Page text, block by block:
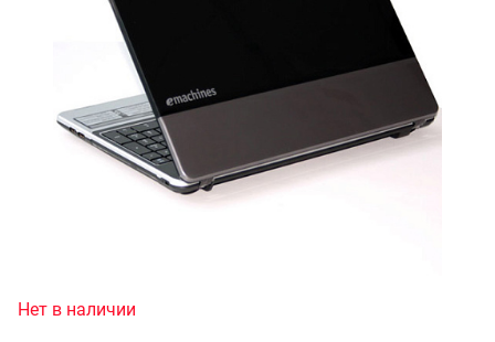
Нет в наличии